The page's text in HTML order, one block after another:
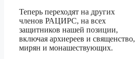
Теперь переходят на других
членов РАЦИРС, на всех
защитников нашей позиции,
включая архиереев и священство,
мирян и монашествующих.